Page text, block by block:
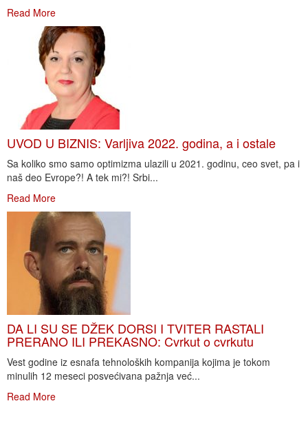
Read More
UVOD U BIZNIS: Varljiva 2022. godina, a i ostale
Sa koliko smo samo optimizma ulazili u 2021. godinu, ceo svet, pa i
naš deo Evrope?! A tek mi?! Srbi...
Read More
DA LI SU SE DŽEK DORSI I TVITER RASTALI
PRERANO ILI PREKASNO: Cvrkut o cvrkutu
Vest godine iz esnafa tehnoloških kompanija kojima je tokom
minulih 12 meseci posvećivana pažnja već...
Read More